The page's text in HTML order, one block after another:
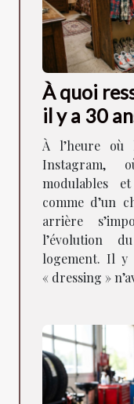
À quoi
il y a 30
images
À l’heure où
Instagram,
modulables
comme d’un
arrière
l’évolution
logement. Il y
« dressing »